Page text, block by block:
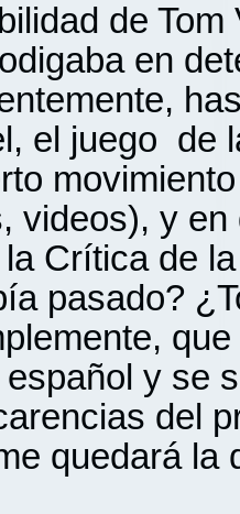
de
en
el juego de
videos), y
Crítica de
pasado?
y se
del
quedará la